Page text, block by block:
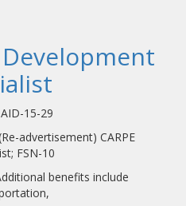
Development
15-29
CARPE
FSN-10
include